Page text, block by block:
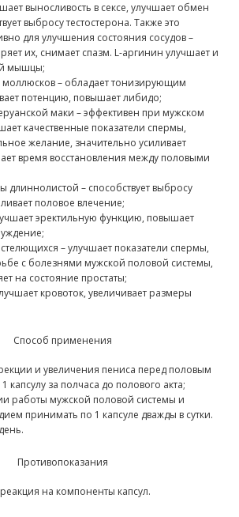
выносливость в сексе, улучшает обмен
выбросу тестостерона. Также это
для улучшения состояния сосудов –
их, снимает спазм. L-аргинин улучшает и
мышцы;
моллюсков – обладает тонизирующим
потенцию, повышает либидо;
маки – эффективен при мужском
качественные показатели спермы,
желание, значительно усиливает
время восстановления между половыми
длиннолистой – способствует выбросу
половое влечение;
эректильную функцию, повышает
стелющихся – улучшает показатели спермы,
с болезнями мужской половой системы,
на состояние простаты;
кровоток, увеличивает размеры
Способ применения
и увеличения пениса перед половым
капсулу за полчаса до полового акта;
работы мужской половой системы и
принимать по 1 капсуле дважды в сутки.
Противопоказания
на компоненты капсул.